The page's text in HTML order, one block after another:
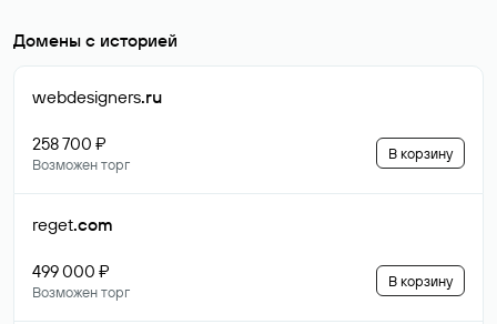
Домены с историей
webdesigners.ru
258 700 ₽
Возможен торг
В корзину
reget.com
499 000 ₽
Возможен торг
В корзину